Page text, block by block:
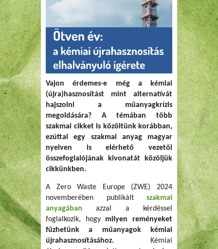
Vajon érdemes-e még a kémiai
(újra)hasznosítást mint alternatívát
hajszolni a műanyagkrízis
megoldására? A témában több
szakmai cikket is közöltünk korábban,
ezúttal egy szakmai anyag magyar
nyelven is elérhető vezetői
összefoglalójának kivonatát közöljük
cikkünkben.
A Zero Waste Europe (ZWE) 2024
novemberében publikált szakmai
anyagában
azzal a kérdéssel
foglalkozik, hogy milyen reményeket
fűzhetünk a műanyagok kémiai
újrahasznosításához. Kémiai